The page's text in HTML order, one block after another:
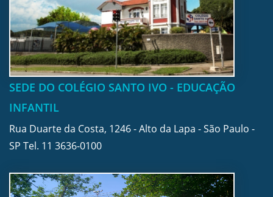
SEDE DO COLÉGIO SANTO IVO - EDUCAÇÃO
INFANTIL
Rua Duarte da Costa, 1246 - Alto da Lapa - São Paulo -
SP Tel. 11 3636-0100